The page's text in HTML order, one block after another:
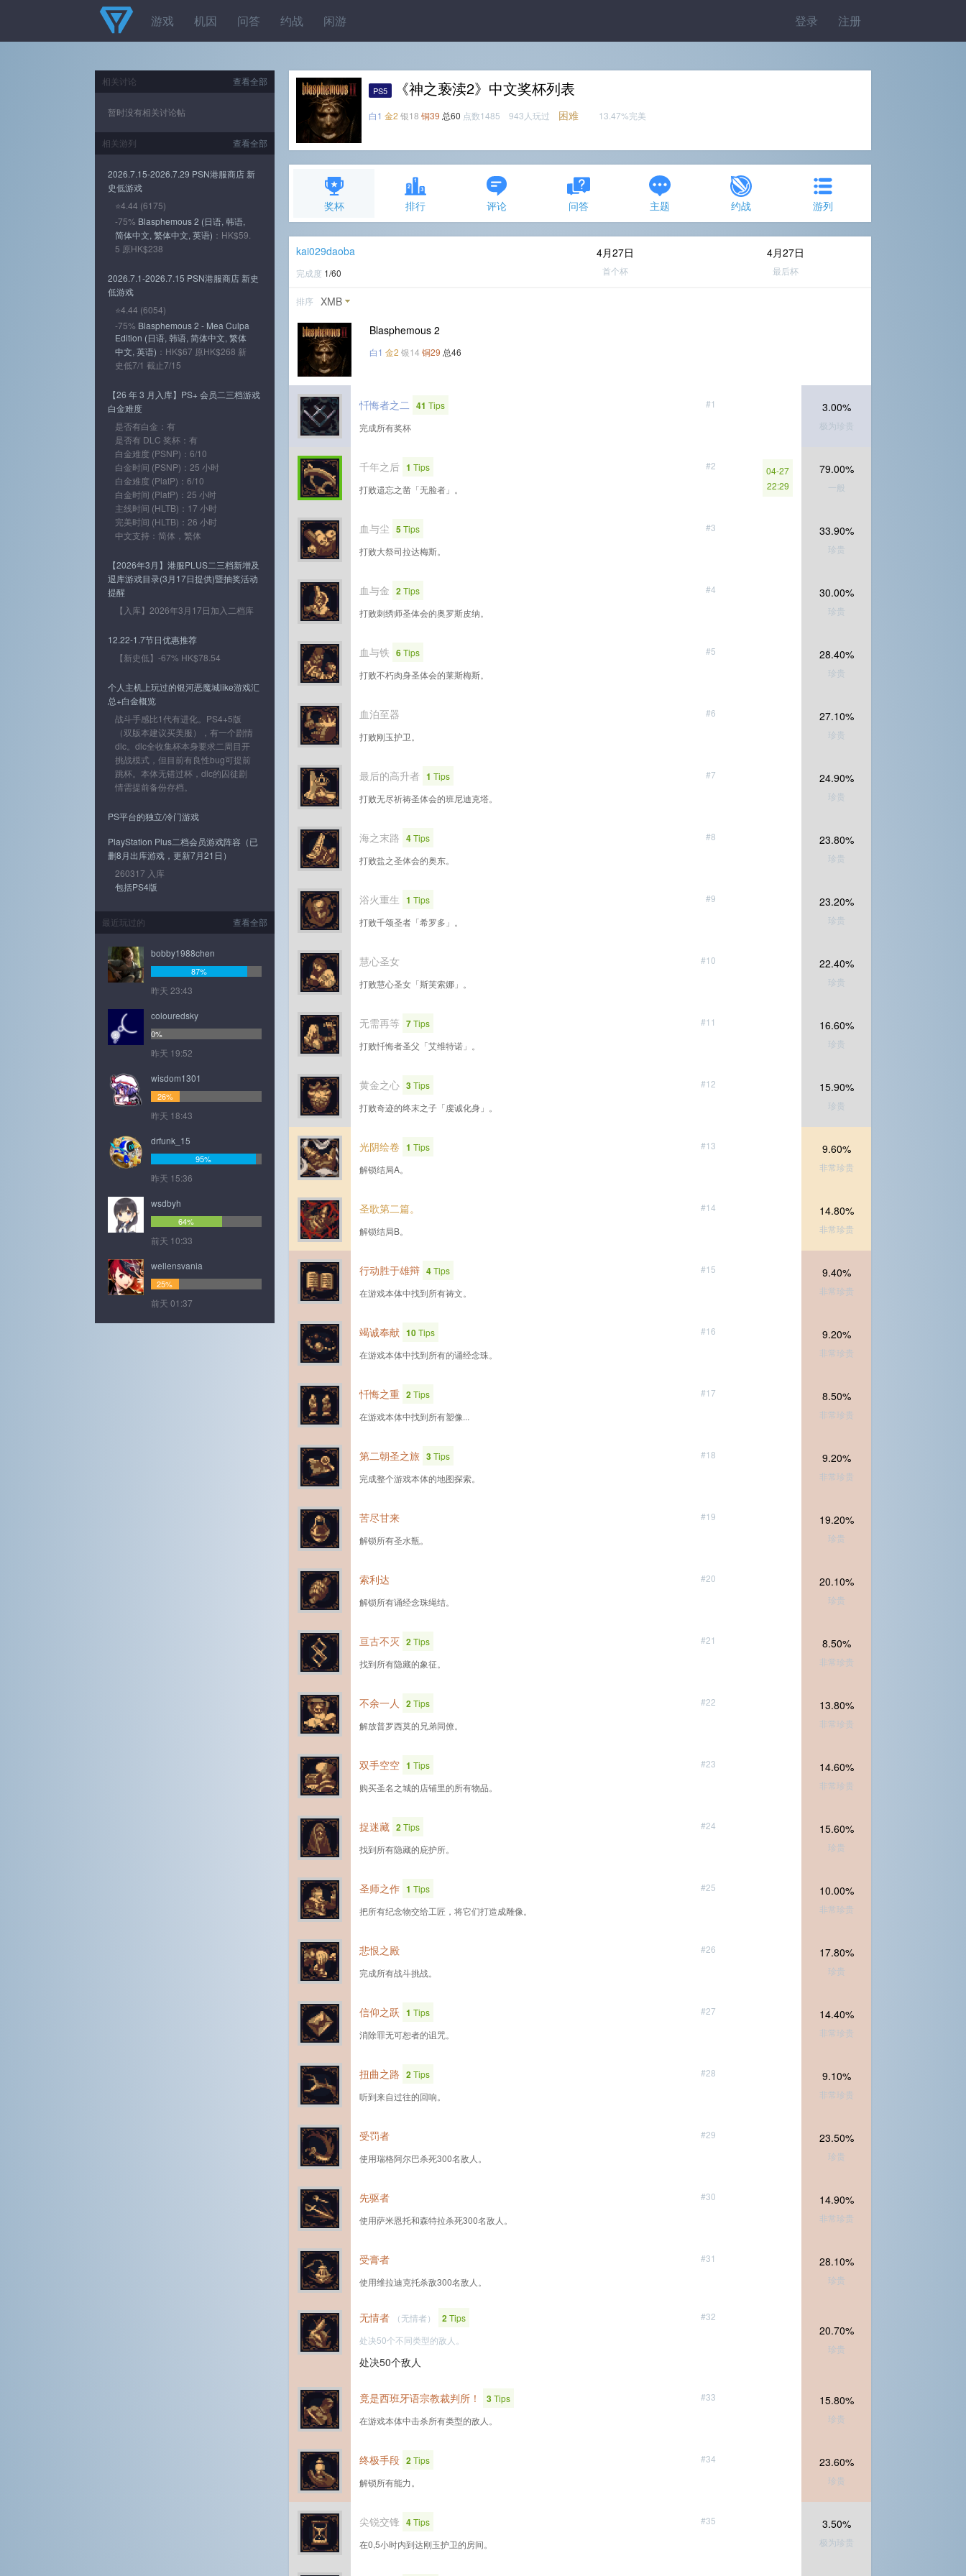
登录 注册
游戏 机因 问答 约战 闲游
PS5 《神之亵渎2》中文奖杯列表
白1 金2 银18 铜39 总60 点数1485 943人玩过 困难 13.47%完美
奖杯 排行 评论 问答 主题 约战 游列
kai029daoba
完成度 1/60
4月27日
首个杯
4月27日
最后杯
排序 XMB
Blasphemous 2
白1 金2 银14 铜29 总46
#1
忏悔者之二 41 Tips
完成所有奖杯
3.00%
极为珍贵
#2
千年之后 1 Tips
打败遗忘之凿「无脸者」。
04-27
22:29
79.00%
一般
#3
血与尘 5Tips
打败大祭司拉达梅斯。
33.90%
珍贵
#4
血与金 2Tips
打败刺绣师圣体会的奥罗斯皮纳。
30.00%
珍贵
#5
血与铁 6Tips
打败不朽肉身圣体会的莱斯梅斯。
28.40%
珍贵
#6
血泊至器
打败刚玉护卫。
27.10%
珍贵
#7
最后的高升者 1 Tips
打败无尽祈祷圣体会的班尼迪克塔。
24.90%
珍贵
#8
海之末路 4Tips
打败盐之圣体会的奥东。
23.80%
珍贵
#9
浴火重生 1 Tips
打败千颂圣者「希罗多」。
23.20%
珍贵
#10
慧心圣女
打败慧心圣女「斯芙索娜」。
22.40%
珍贵
#11
无需再等 7Tips
打败忏悔者圣父「艾维特诺」。
16.60%
珍贵
#12
黄金之心 3Tips
打败奇迹的终末之子「虔诚化身」。
15.90%
珍贵
#13
光阴绘卷 1 Tips
解锁结局A。
9.60%
非常珍贵
#14
圣歌第二篇。
解锁结局B。
14.80%
非常珍贵
#15
行动胜于雄辩 4Tips
在游戏本体中找到所有祷文。
9.40%
非常珍贵
#16
竭诚奉献 10Tips
在游戏本体中找到所有的诵经念珠。
9.20%
非常珍贵
#17
忏悔之重 2Tips
在游戏本体中找到所有塑像...
8.50%
非常珍贵
#18
第二朝圣之旅 3Tips
完成整个游戏本体的地图探索。
9.20%
非常珍贵
#19
苦尽甘来
解锁所有圣水瓶。
19.20%
珍贵
#20
索利达
解锁所有诵经念珠绳结。
20.10%
珍贵
#21
亘古不灭 2Tips
找到所有隐藏的象征。
8.50%
非常珍贵
#22
不余一人 2Tips
解放普罗西莫的兄弟同僚。
13.80%
非常珍贵
#23
双手空空 1 Tips
购买圣名之城的店铺里的所有物品。
14.60%
非常珍贵
#24
捉迷藏 2Tips
找到所有隐藏的庇护所。
15.60%
珍贵
#25
圣师之作 1 Tips
把所有纪念物交给工匠，将它们打造成雕像。
10.00%
非常珍贵
#26
悲恨之殿
完成所有战斗挑战。
17.80%
珍贵
#27
信仰之跃 1 Tips
消除罪无可恕者的诅咒。
14.40%
非常珍贵
#28
扭曲之路 2Tips
听到来自过往的回响。
9.10%
非常珍贵
#29
受罚者
使用瑞格阿尔巴杀死300名敌人。
23.50%
珍贵
#30
先驱者
使用萨米恩托和森特拉杀死300名敌人。
14.90%
非常珍贵
#31
受膏者
使用维拉迪克托杀敌300名敌人。
28.10%
珍贵
#32
无情者 （无情者） 2Tips
处决50个不同类型的敌人。
处决50个敌人
20.70%
珍贵
#33
竟是西班牙语宗教裁判所！ 3Tips
在游戏本体中击杀所有类型的敌人。
15.80%
珍贵
#34
终极手段 2Tips
解锁所有能力。
23.60%
珍贵
#35
尖锐交锋 4Tips
在0,5小时内到达刚玉护卫的房间。
3.50%
极为珍贵
查看全部
相关讨论
暂时没有相关讨论帖
查看全部
相关游列
2026.7.15-2026.7.29 PSN港服商店 新
史低游戏
⭐4.44 (6175)
-75% Blasphemous 2 (日语, 韩语,
简体中文, 繁体中文, 英语) ：HK$59.
5 原HK$238
2026.7.1-2026.7.15 PSN港服商店 新史
低游戏
⭐4.44 (6054)
-75% Blasphemous 2 - Mea Culpa
Edition (日语, 韩语, 简体中文, 繁体
中文, 英语) ：HK$67 原HK$268 新
史低7/1 截止7/15
【26 年 3 月入库】PS+ 会员二三档游戏
白金难度
是否有白金：有
是否有 DLC 奖杯：有
白金难度 (PSNP)：6/10
白金时间 (PSNP)：25 小时
白金难度 (PlatP)：6/10
白金时间 (PlatP)：25 小时
主线时间 (HLTB)：17 小时
完美时间 (HLTB)：26 小时
中文支持：简体，繁体
【2026年3月】港服PLUS二三档新增及
退库游戏目录(3月17日提供)暨抽奖活动
提醒
【入库】2026年3月17日加入二档库
12.22-1.7节日优惠推荐
【新史低】-67% HK$78.54
个人主机上玩过的银河恶魔城like游戏汇
总+白金概览
战斗手感比1代有进化。PS4+5版
（双版本建议买美服），有一个剧情
dlc。dlc全收集杯本身要求二周目开
挑战模式，但目前有良性bug可提前
跳杯。本体无错过杯，dlc的囚徒剧
情需提前备份存档。
PS平台的独立/冷门游戏
PlayStation Plus二档会员游戏阵容（已
删8月出库游戏，更新7月21日）
260317 入库
包括PS4版
查看全部
最近玩过的
bobby1988chen
87%
昨天 23:43
colouredsky
0%
昨天 19:52
wisdom1301
26%
昨天 18:43
drfunk_15
95%
昨天 15:36
wsdbyh
64%
前天 10:33
wellensvania
25%
前天 01:37